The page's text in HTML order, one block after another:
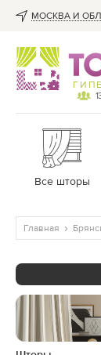
МОСКВА И ОБЛ.
Все шторы
Главная